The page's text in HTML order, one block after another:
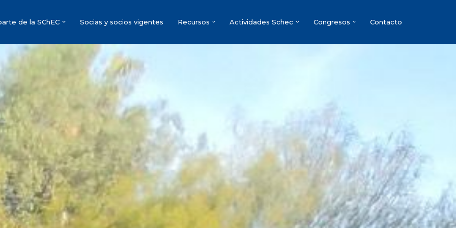
de la SChEC Socias y socios vigentes Recursos Actividades Schec Congresos Contacto